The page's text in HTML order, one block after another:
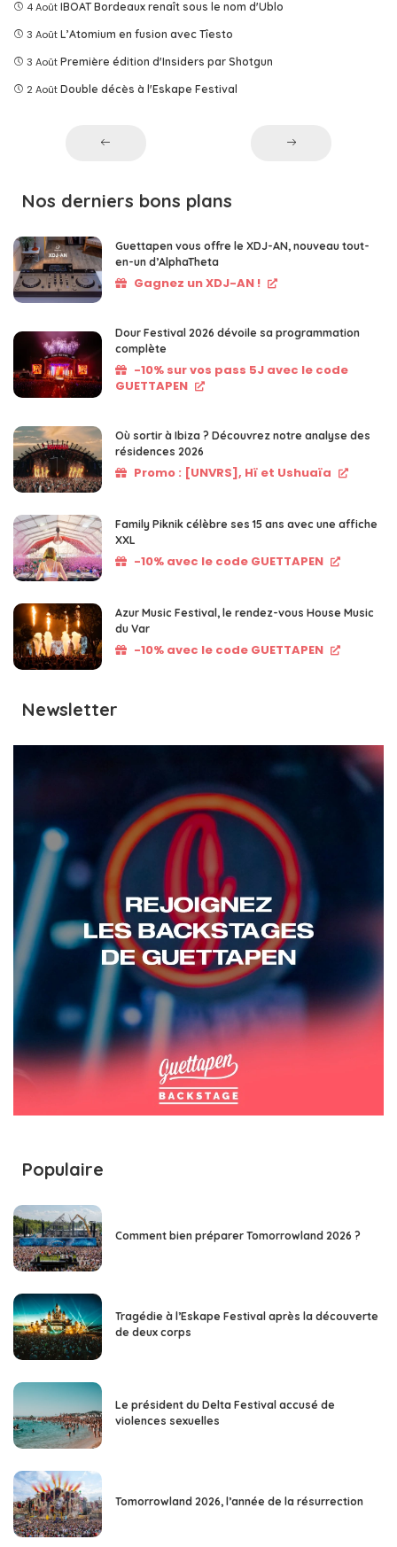
4 Août IBOAT Bordeaux renaît sous le nom d'Ublo
3 Août L’Atomium en fusion avec Tîesto
3 Août Première édition d'Insiders par Shotgun
2 Août Double décès à l'Eskape Festival
Nos derniers bons plans
Guettapen vous offre le XDJ-AN, nouveau tout-
en-un d’AlphaTheta
Gagnez un XDJ-AN !
Dour Festival 2026 dévoile sa programmation
complète
-10% sur vos pass 5J avec le code
GUETTAPEN
Où sortir à Ibiza ? Découvrez notre analyse des
résidences 2026
Promo : [UNVRS], Hï et Ushuaïa
Family Piknik célèbre ses 15 ans avec une affiche
XXL
-10% avec le code GUETTAPEN
Azur Music Festival, le rendez-vous House Music
du Var
-10% avec le code GUETTAPEN
Newsletter
Populaire
Comment bien préparer Tomorrowland 2026 ?
Tragédie à l’Eskape Festival après la découverte
de deux corps
Le président du Delta Festival accusé de
violences sexuelles
Tomorrowland 2026, l’année de la résurrection